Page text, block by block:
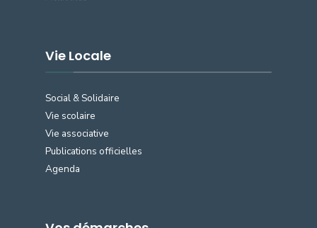
Vie Locale
Social & Solidaire
Vie scolaire
Vie associative
Publications officielles
Agenda